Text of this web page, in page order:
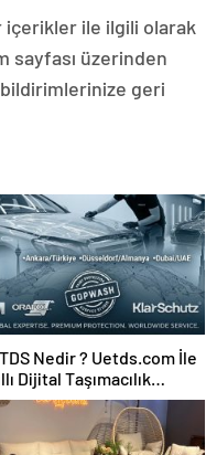
içerikler ile ilgili olarak
sayfası üzerinden
geri
Nedir ? Uetds.com İle
Dijital Taşımacılık